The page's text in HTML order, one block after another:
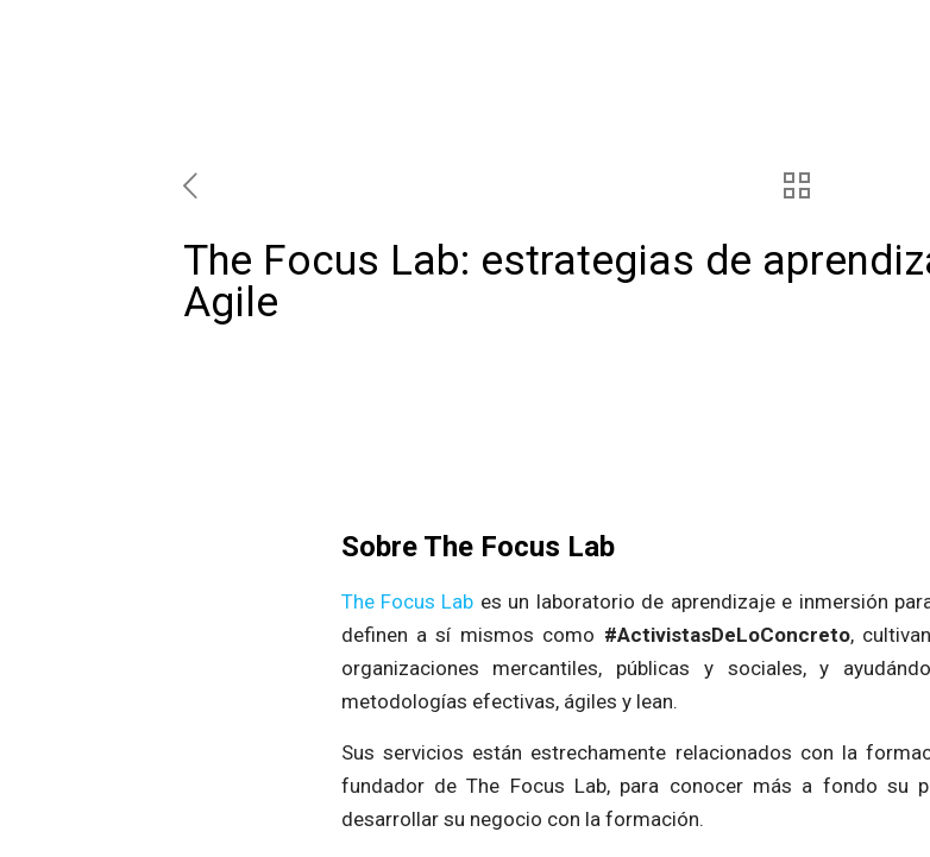
The Focus Lab: estrategias de
Agile
Sobre The Focus Lab
The Focus Lab es un laboratorio de aprendizaje e inmersión
definen a sí mismos como #ActivistasDeLoConcreto,
organizaciones mercantiles, públicas y sociales, y
metodologías efectivas, ágiles y lean.
Sus servicios están estrechamente relacionados con la
fundador de The Focus Lab, para conocer más a fondo su
desarrollar su negocio con la formación.